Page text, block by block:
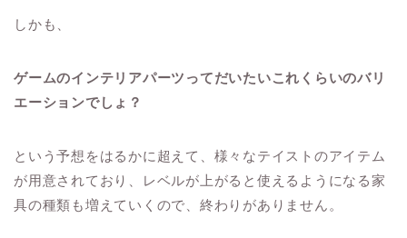
しかも、
ゲームのインテリアパーツってだいたいこれくらいのバリ
エーションでしょ？
という予想をはるかに超えて、様々なテイストのアイテム
が用意されており、レベルが上がると使えるようになる家
具の種類も増えていくので、終わりがありません。